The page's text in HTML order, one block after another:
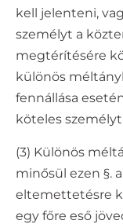
kell jelenteni,
személyt a
megtérítésére
különös
fennállása
köteles
(3) Különös
minősül ezen §.
eltemettetésre
egy főre eső